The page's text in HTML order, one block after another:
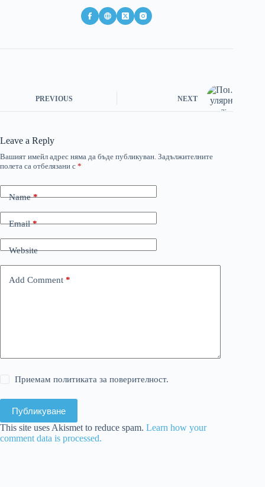
PREVIOUS NEXT
Leave a Reply
Вашият имейл адрес няма да бъде публикуван. Задължителните
полета са отбелязани с *
Name*
Email*
Website
Add Comment *
Приемам политиката за поверителност.
Публикуване
This site uses Akismet to reduce spam. Learn how your
comment data is processed.